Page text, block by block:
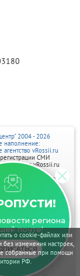
о cookie-файлах или
без изменения настроек,
собранные при помощи
РФ.
региона
почте!
2004 - 2026
наполнение:
vRossii.ru
СМИ
агентства vRossii.ru
04 марта
Нарыков А. Н.
размещаются на
"Умный маркетинг"
40,
могут содержать
для
18 лет.
обработки